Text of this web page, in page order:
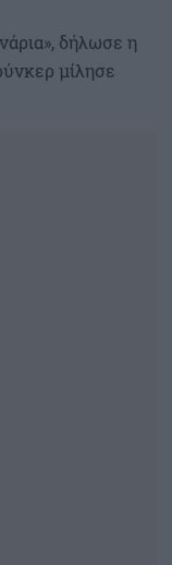
δήλωσε η
μίλησε